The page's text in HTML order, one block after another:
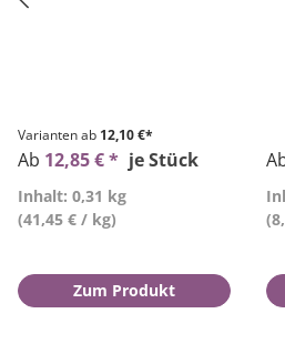
Varianten ab 12,10 €*
Ab 12,85 € * je Stück
Inhalt: 0,31 kg
(41,45 € / kg)
Zum Produkt